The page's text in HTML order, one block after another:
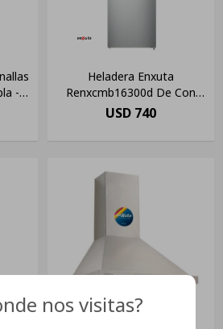
-
Heladera Enxuta
Renxcmb16300d De Con
304l
USD 740
nos visitas?